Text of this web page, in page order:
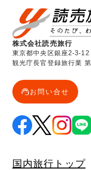
株式会社読売旅行
東京都中央区銀座2-3-
観光庁長官登録旅行業
お問い合せ
国内旅行トップ